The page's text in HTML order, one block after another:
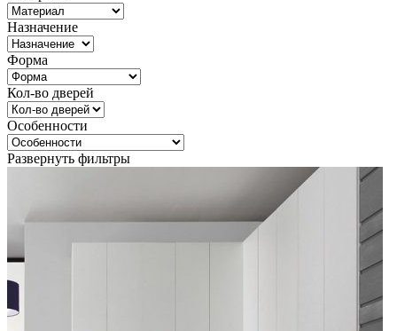
Назначение
Форма
Кол-во дверей
Особенности
Развернуть фильтры